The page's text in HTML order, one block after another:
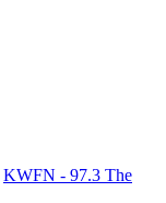
KWFN - 97.3 The